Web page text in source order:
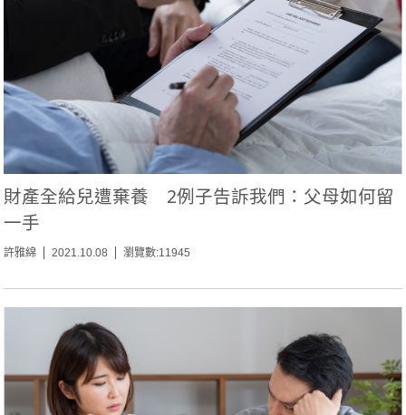
財產全給兒遭棄養 2例子告訴我們：父母如何留
一手
許雅綿 2021.10.08 瀏覽數:11945